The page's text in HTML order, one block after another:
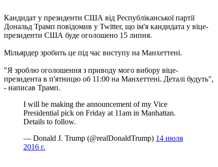
Кандидат у президенти США від Республіканської партії
Дональд Трамп повідомив у Twitter, що ім'я кандидата у віце-
президенти США буде оголошено 15 липня.
Мільярдер зробить це під час виступу на Манхеттені.
"Я зроблю оголошення з приводу мого вибору віце-
президента в п'ятницю об 11:00 на Манхеттені. Деталі будуть",
- написав Трамп.
I will be making the announcement of my Vice
Presidential pick on Friday at 11am in Manhattan.
Details to follow.
— Donald J. Trump (@realDonaldTrump) 14 июля
2016 г.